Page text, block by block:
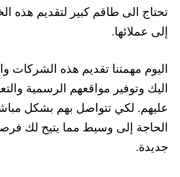
تحتاج الى طاقم كبير لتقديم هذه
إلى عملائها.
اليوم مهمتنا تقديم هذه الشركات
اليك وتوفير مواقعهم الرسمية
عليهم. لكي تتواصل بهم بشكل
الحاجة إلى وسيط مما يتيح لك
جديدة.